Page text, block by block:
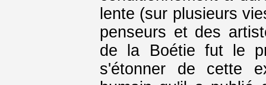
lente (sur plusieurs
penseurs et des
de la Boétie fut le
s'étonner de cette